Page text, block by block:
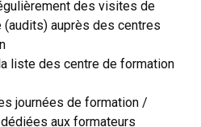
des visites de
(audits) auprès des centres
liste des centre de formation
journées de formation /
aux formateurs